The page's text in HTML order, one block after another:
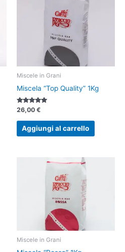
Miscele in Grani
Miscela “Top Quality” 1Kg
Valutato
5.00
su 5
26,00 €
Aggiungi al carrello
Miscele in Grani